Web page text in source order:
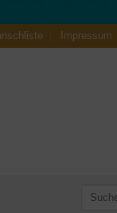
Impressum
Suchen